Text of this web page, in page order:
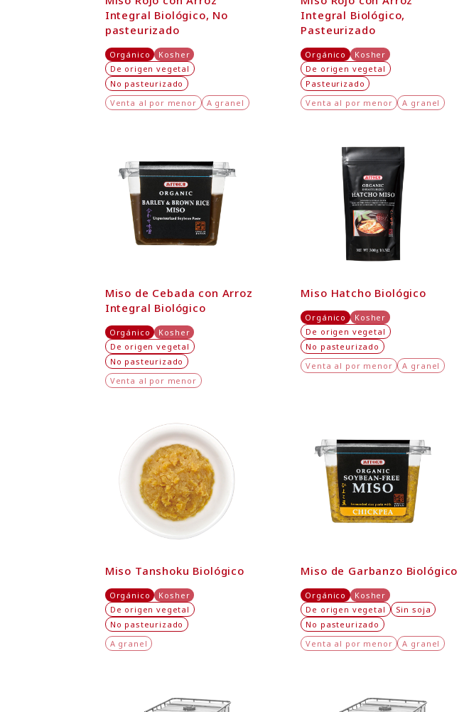
Integral Biológico, No
pasteurizado
Orgánico
Kosher
De origen vegetal
No pasteurizado
Venta al por menor
A granel
Integral Biológico,
Pasteurizado
Orgánico
Kosher
De origen vegetal
Pasteurizado
Venta al por menor
A granel
Miso de Cebada con Arroz
Integral Biológico
Orgánico
Kosher
De origen vegetal
No pasteurizado
Venta al por menor
Miso Hatcho Biológico
Orgánico
Kosher
De origen vegetal
No pasteurizado
Venta al por menor
A granel
Miso Tanshoku Biológico
Orgánico
Kosher
De origen vegetal
No pasteurizado
A granel
Miso de Garbanzo Biológico
Orgánico
Kosher
De origen vegetal
Sin soja
No pasteurizado
Venta al por menor
A granel